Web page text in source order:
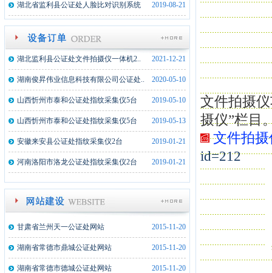
湖北省监利县公证处人脸比对识别系统 2019-08-21
湖北武穴市公证处文件文件拍摄仪一体.. 2023-08-22
新疆墨玉县公证处文件拍摄仪一体机1.. 2022-07-19
湖北监利县公证处文件拍摄仪一体机2.. 2021-12-21
湖南俊昇伟业信息科技有限公司公证处.. 2020-05-10
山西忻州市泰和公证处指纹采集仪5台 2019-05-10
山西忻州市泰和公证处指纹采集仪5台 2019-05-13
安徽来安县公证处指纹采集仪2台 2019-01-21
河南洛阳市洛龙公证处指纹采集仪2台 2019-01-21
内蒙古额济纳旗公证处文件文件拍摄仪.. 2024-02-21
甘肃省兰州天一公证处网站 2015-11-20
湖南省常德市鼎城公证处网站 2015-11-20
湖南省常德市德城公证处网站 2015-11-20
文件拍摄
摄仪”栏目
文件拍
id=212